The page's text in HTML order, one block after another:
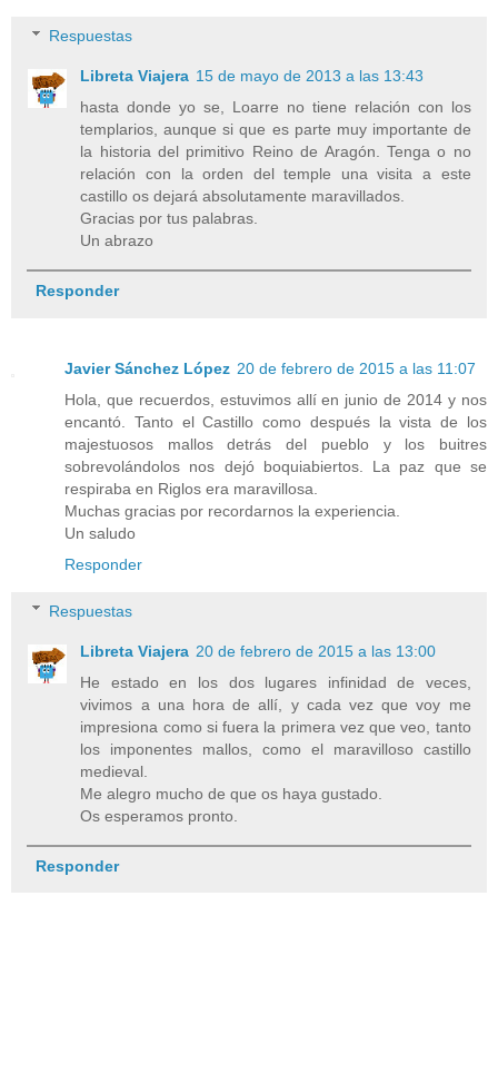
Respuestas
Libreta Viajera 15 de mayo de 2013 a las 13:43
hasta donde yo se, Loarre no tiene relación con los
templarios, aunque si que es parte muy importante de
la historia del primitivo Reino de Aragón. Tenga o no
relación con la orden del temple una visita a este
castillo os dejará absolutamente maravillados.
Gracias por tus palabras.
Un abrazo
Responder
Javier Sánchez López 20 de febrero de 2015 a las 11:07
Hola, que recuerdos, estuvimos allí en junio de 2014 y nos
encantó. Tanto el Castillo como después la vista de los
majestuosos mallos detrás del pueblo y los buitres
sobrevolándolos nos dejó boquiabiertos. La paz que se
respiraba en Riglos era maravillosa.
Muchas gracias por recordarnos la experiencia.
Un saludo
Responder
Respuestas
Libreta Viajera 20 de febrero de 2015 a las 13:00
He estado en los dos lugares infinidad de veces,
vivimos a una hora de allí, y cada vez que voy me
impresiona como si fuera la primera vez que veo, tanto
los imponentes mallos, como el maravilloso castillo
medieval.
Me alegro mucho de que os haya gustado.
Os esperamos pronto.
Responder